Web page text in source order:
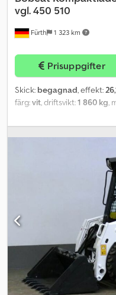
Fürth 1 323 km
vgl. 450 510
Prisuppgifter
Skick: begagnad, effekt:
färg:vit, driftsvikt:1 860 kg,
skick:98 procent,
drifttimmar:734 h,
100, första användning:
KUBOTA-dieselmotor (typ:
rpm), SKOPA (bredd: ca 1
HYDRAULIK, nyttolast: 454
mm, ROPS / FOPS,
(fram), komfortstol,
TERRÄNGDÄCK (27 x 8.50
längd: ca 2 800 mm (ca 2
höjd: ca 1 960 mm.
TILLGÄNGLIG (GLOBALT) /
NETTOPRISET (!) © pb